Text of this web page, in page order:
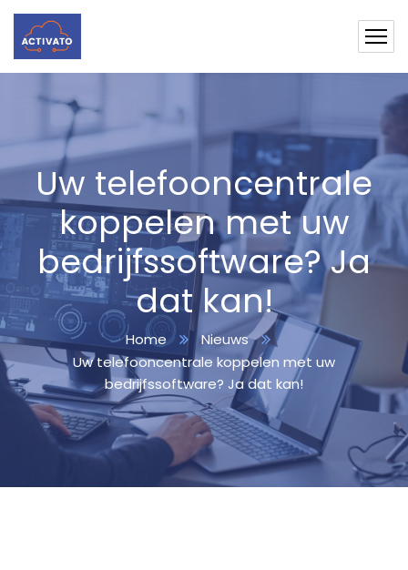
Uw telefooncentrale
koppelen met uw
bedrijfssoftware? Ja
dat kan!
Home
Nieuws
Uw telefooncentrale koppelen met uw
bedrijfssoftware? Ja dat kan!